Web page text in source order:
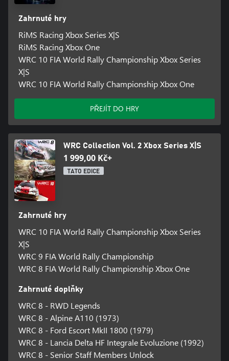
Zahrnuté hry
RiMS Racing Xbox Series X|S
RiMS Racing Xbox One
WRC 10 FIA World Rally Championship Xbox Series
X|S
WRC 10 FIA World Rally Championship Xbox One
PŘEJÍT DO HRY
WRC Collection Vol. 2 Xbox Series X|S
1 999,00 Kč+
TATO EDICE
Zahrnuté hry
WRC 10 FIA World Rally Championship Xbox Series
X|S
WRC 9 FIA World Rally Championship
WRC 8 FIA World Rally Championship Xbox One
Zahrnuté doplňky
WRC 8 - RWD Legends
WRC 8 - Alpine A110 (1973)
WRC 8 - Ford Escort MkII 1800 (1979)
WRC 8 - Lancia Delta HF Integrale Evoluzione (1992)
WRC 8 - Senior Staff Members Unlock